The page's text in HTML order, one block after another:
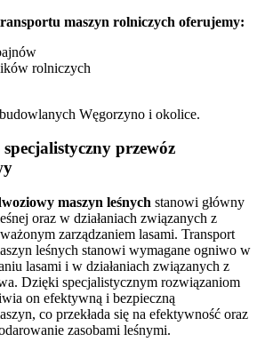
maszyn rolniczych oferujemy:
rolniczych
przewóz
maszyn leśnych stanowi główny
oraz w działaniach związanych z
zarządzaniem lasami. Transport
leśnych stanowi wymagane ogniwo w
lasami i w działaniach związanych z
Dzięki specjalistycznym rozwiązaniom
on efektywną i bezpieczną
co przekłada się na efektywność oraz
zasobami leśnymi.